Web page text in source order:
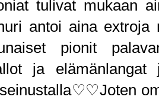
tulivat mukaan
antoi aina
pionit
ja elämänlangat